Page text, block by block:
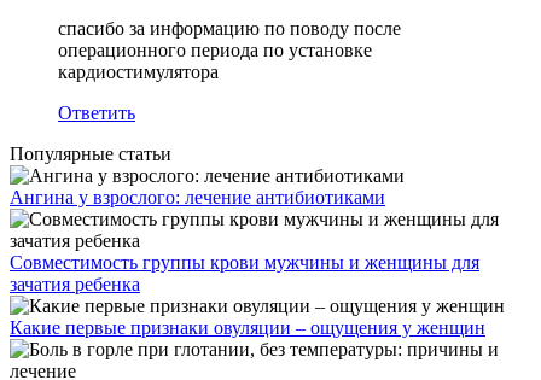
спасибо за информацию по поводу после
операционного периода по установке
кардиостимулятора
Ответить
Популярные статьи
Ангина у взрослого: лечение антибиотиками
Совместимость группы крови мужчины и женщины для
зачатия ребенка
Какие первые признаки овуляции – ощущения у женщин